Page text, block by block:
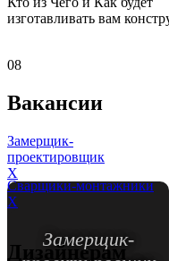
изготавливать вам
08
Вакансии
Замерщик-
проектировщик
X
Замерщик-
Сварщики-монтажники
X
Дизайнерам